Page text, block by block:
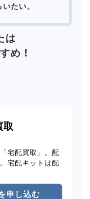
たい。
は
め！
取
宅配買取」。配
宅配キットは配
申し込む